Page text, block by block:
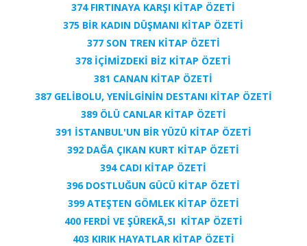
374 FIRTINAYA KARŞI KİTAP ÖZETİ
375 BİR KADIN DÜŞMANI KİTAP ÖZETİ
377 SON TREN KİTAP ÖZETİ
378 İÇİMİZDEKİ BİZ KİTAP ÖZETİ
381 CANAN KİTAP ÖZETİ
387 GELİBOLU, YENİLGİNİN DESTANI KİTAP ÖZETİ
389 ÖLÜ CANLAR KİTAP ÖZETİ
391 İSTANBUL'UN BİR YÜZÜ KİTAP ÖZETİ
392 DAĞA ÇIKAN KURT KİTAP ÖZETİ
394 CADI KİTAP ÖZETİ
396 DOSTLUĞUN GÜCÜ KİTAP ÖZETİ
399 ATEŞTEN GÖMLEK KİTAP ÖZETİ
400 FERDİ VE ŞÜREKÃ‚SI KİTAP ÖZETİ
403 KIRIK HAYATLAR KİTAP ÖZETİ